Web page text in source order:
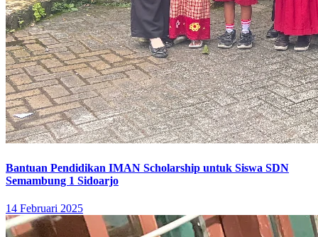
Bantuan Pendidikan IMAN Scholarship untuk Siswa SDN
Semambung 1 Sidoarjo
14 Februari 2025